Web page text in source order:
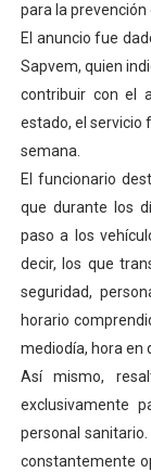
Campo Elías
Encuentro
Gobernador
para la prevención
El anuncio fue
Sapvem, quien
contribuir con el
estado, el servicio
semana.
El funcionario
que durante los
paso a los
decir, los que
seguridad,
horario
mediodía, hora en
Así mismo,
exclusivamente
personal
constantemente